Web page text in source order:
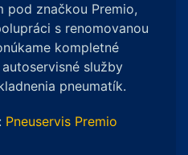
pod značkou Premio,
s renomovanou
kompletné
služby
pneumatík.
Pneuservis Premio